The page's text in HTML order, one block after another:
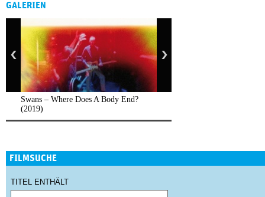
GALERIEN
Swans – Where Does A Body End?
(2019)
FILMSUCHE
TITEL ENTHÄLT